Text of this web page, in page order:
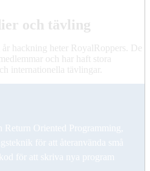
och tävling
hackning heter RoyalRoppers. De
och har haft stora
internationella tävlingar.
Oriented Programming,
för att återanvända små
för att skriva nya program